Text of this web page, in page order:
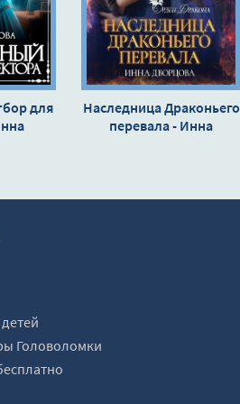
для
Наследница Драконьего
перевала - Инна
Головоломки